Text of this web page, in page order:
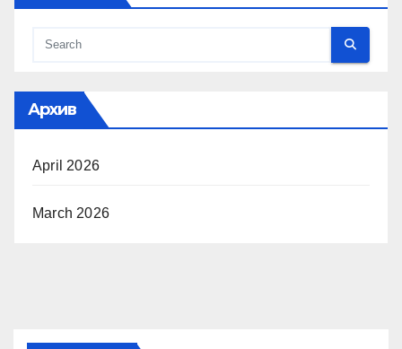
Архив
April 2026
March 2026